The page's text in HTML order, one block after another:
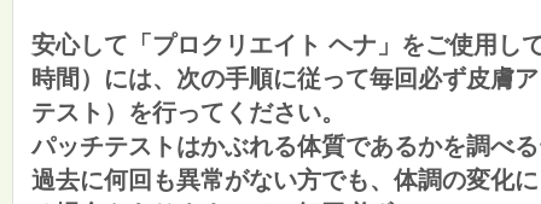
安心して「プロクリエイト ヘナ」をご使用し
時間）には、次の手順に従って毎回必ず皮膚
テスト）を行ってください。
パッチテストはかぶれる体質であるかを調べ
過去に何回も異常がない方でも、体調の変化